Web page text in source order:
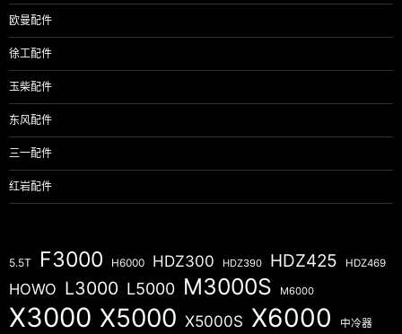
欧曼配件
徐工配件
玉柴配件
东风配件
三一配件
红岩配件
5.5T F3000 H6000 HDZ300 HDZ390 HDZ425 HDZ469
HOWO L3000 L5000 M3000S M6000
X3000 X5000 X5000S X6000 中冷器